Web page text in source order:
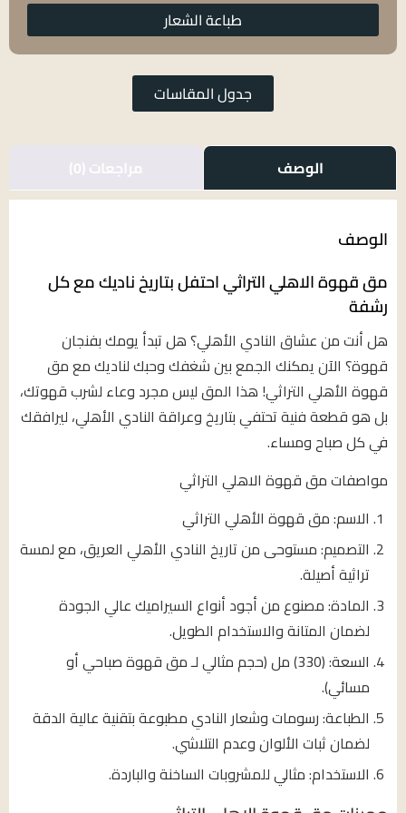
طباعة الشعار
جدول المقاسات
الوصف
الوصف
مق قهوة الاهلي التراثي احتفل بتاريخ ناديك مع كل
رشفة
هل أنت من عشاق النادي الأهلي؟ هل تبدأ يومك بفنجان
قهوة؟ الآن يمكنك الجمع بين شغفك وحبك لناديك مع مق
قهوة الأهلي التراثي! هذا المق ليس مجرد وعاء لشرب قهوتك،
بل هو قطعة فنية تحتفي بتاريخ وعراقة النادي الأهلي، ليرافقك
في كل صباح ومساء.
مواصفات مق قهوة الاهلي التراثي
الاسم: مق قهوة الأهلي التراثي
التصميم: مستوحى من تاريخ النادي الأهلي العريق، مع لمسة
تراثية أصيلة.
المادة: مصنوع من أجود أنواع السيراميك عالي الجودة
لضمان المتانة والاستخدام الطويل.
السعة: (330) مل (حجم مثالي لـ مق قهوة صباحي أو
مسائي).
الطباعة: رسومات وشعار النادي مطبوعة بتقنية عالية الدقة
لضمان ثبات الألوان وعدم التلاشي.
الاستخدام: مثالي للمشروبات الساخنة والباردة.